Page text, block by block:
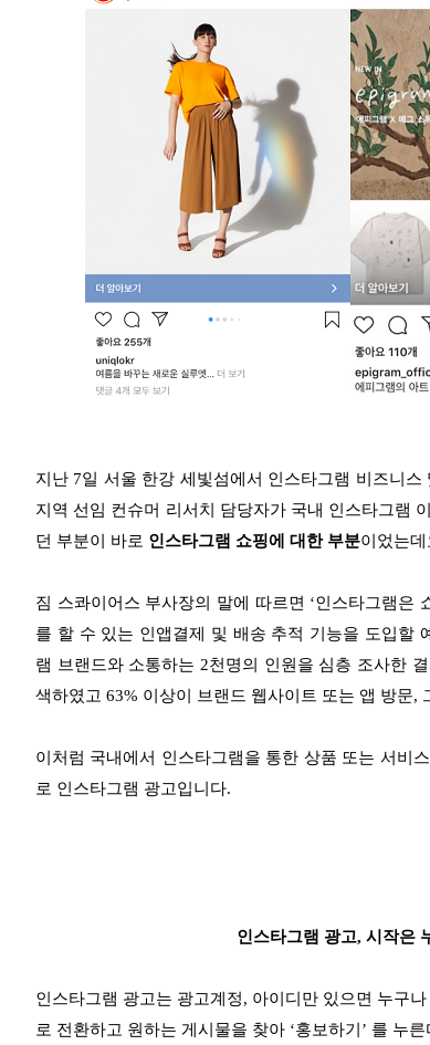
지난 7일 서울 한강 세빛섬에서 인스타그램 비즈니
지역 선임 컨슈머 리서치 담당자가 국내 인스타그램
던 부분이 바로 인스타그램 쇼핑에 대한 부분이었는데
짐 스콰이어스 부사장의 말에 따르면 ‘인스타그램은
를 할 수 있는 인앱결제 및 배송 추적 기능을 도입할
램 브랜드와 소통하는 2천명의 인원을 심층 조사한
색하였고 63% 이상이 브랜드 웹사이트 또는 앱 방문,
이처럼 국내에서 인스타그램을 통한 상품 또는 서비
로 인스타그램 광고입니다.
인스타그램 광고, 시작은
인스타그램 광고는 광고계정, 아이디만 있으면 누구
로 전환하고 원하는 게시물을 찾아 ‘홍보하기’ 를 누